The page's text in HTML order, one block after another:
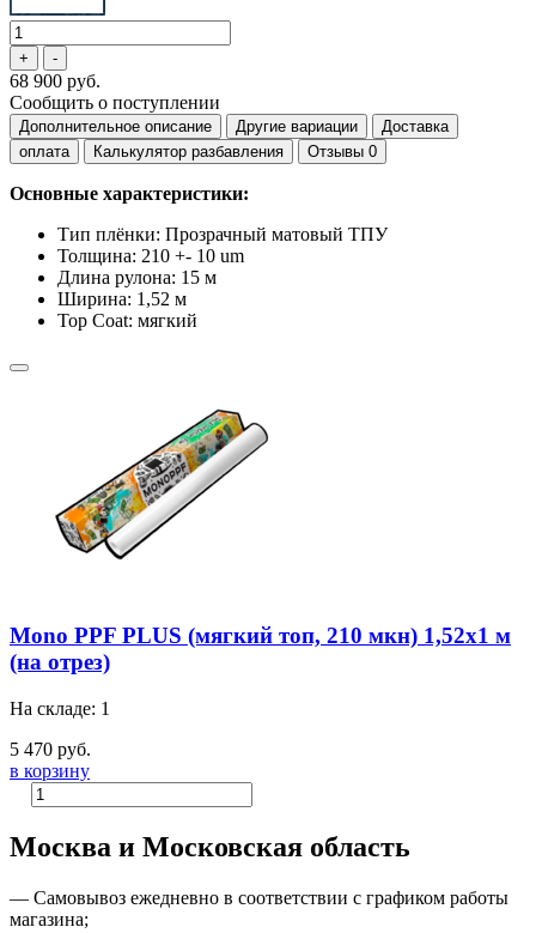
68 900 руб.
Сообщить о поступлении
Дополнительное описание Другие вариации
Доставка
оплата
Калькулятор разбавления Отзывы 0
Основные характеристики:
Тип плёнки: Прозрачный матовый ТПУ
Толщина: 210 +- 10 um
Длина рулона: 15 м
Ширина: 1,52 м
Top Coat: мягкий
Mono PPF PLUS (мягкий топ, 210 мкн) 1,52х1 м
(на отрез)
На складе: 1
5 470 руб.
в корзину
Москва и Московская область
— Самовывоз ежедневно в соответствии с графиком работы
магазина;